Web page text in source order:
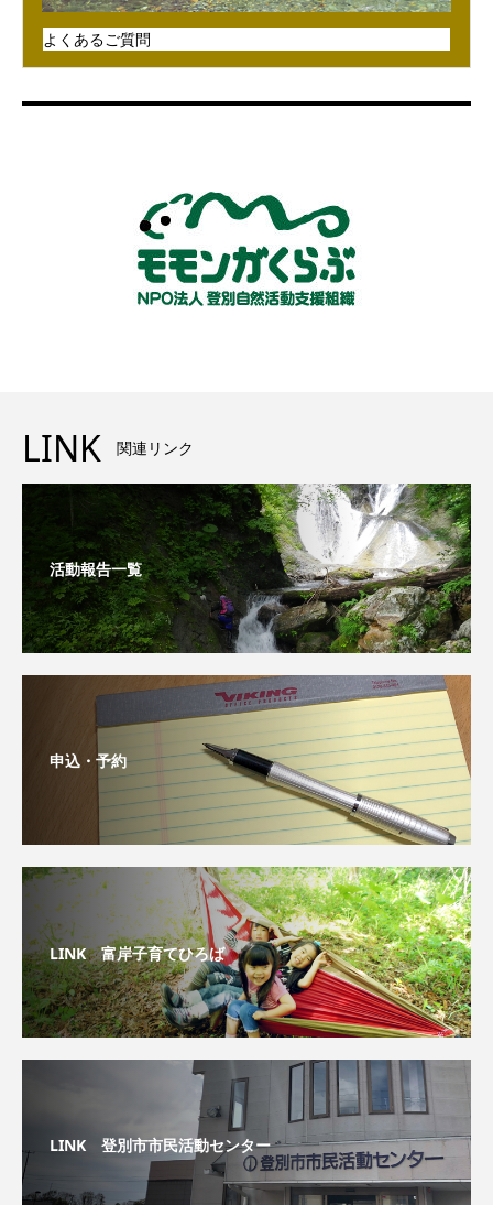
よくあるご質問
LINK 関連リンク
活動報告一覧
申込・予約
LINK 富岸子育てひろば
LINK 登別市市民活動センター